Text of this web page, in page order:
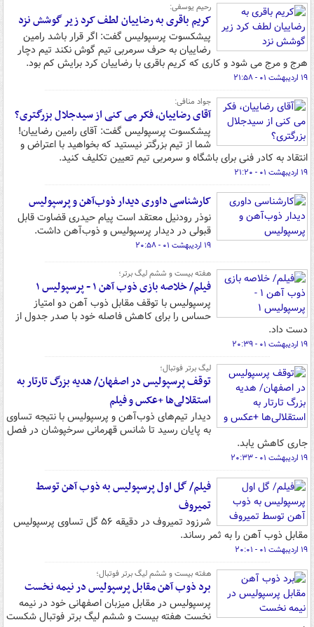
رحیم یوسفی:
کریم باقری به رضاییان لطف کرد زیر گوشش نزد
پیشکسوت پرسپولیس گفت: اگر قرار باشد رامین
رضاییان به حرف سرمربی تیم گوش نکند تیم دچار
هرج و مرج می شود و کاری که کریم باقری با رضاییان کرد برایش کم بود.
۱۹ اردیبهشت ۰۱ - ۲۱:۵۸
جواد منافی:
آقای رضاییان، فکر می کنی از سیدجلال بزرگتری؟
پیشکسوت پرسپولیس گفت: آقای رامین رضاییان!
شما از تیم بزرگتر نیستید که بخواهید با اعتراض و
انتقاد به کادر فنی برای باشگاه و سرمربی تیم تعیین تکلیف کنید.
۱۹ اردیبهشت ۰۱ - ۲۱:۲۰
کارشناسی داوری دیدار ذوب‌آهن و پرسپولیس
نوذر رودنیل معتقد است پیام حیدری قضاوت قابل
قبولی در دیدار پرسپولیس و ذوب‌آهن داشت.
۱۹ اردیبهشت ۰۱ - ۲۰:۵۸
هفته بیست و ششم لیگ برتر؛
فیلم/ خلاصه بازی ذوب آهن ۱ - پرسپولیس ۱
پرسپولیس با توقف مقابل ذوب آهن دو امتیاز
حساس را برای کاهش فاصله خود با صدر جدول از
دست داد.
۱۹ اردیبهشت ۰۱ - ۲۰:۳۹
لیگ برتر فوتبال؛
توقف پرسپولیس در اصفهان/ هدیه بزرگ تارتار به
استقلالی‌ها +عکس و فیلم
دیدار تیم‌های ذوب‌آهن و پرسپولیس با نتیجه تساوی
به پایان رسید تا شانس قهرمانی سرخپوشان در فصل
جاری کاهش یابد.
۱۹ اردیبهشت ۰۱ - ۲۰:۳۳
فیلم/ گل اول پرسپولیس به ذوب آهن توسط
تمیروف
شرزود تمیروف در دقیقه ۵۶ گل تساوی پرسپولیس
مقابل ذوب آهن را به ثمر رساند.
۱۹ اردیبهشت ۰۱ - ۲۰:۰۱
هفته بیست و ششم لیگ برتر فوتبال؛
برد ذوب آهن مقابل پرسپولیس در نیمه نخست
پرسپولیس در مقابل میزبان اصفهانی خود در نیمه
نخست هفته بیست و ششم لیگ برتر فوتبال شکست